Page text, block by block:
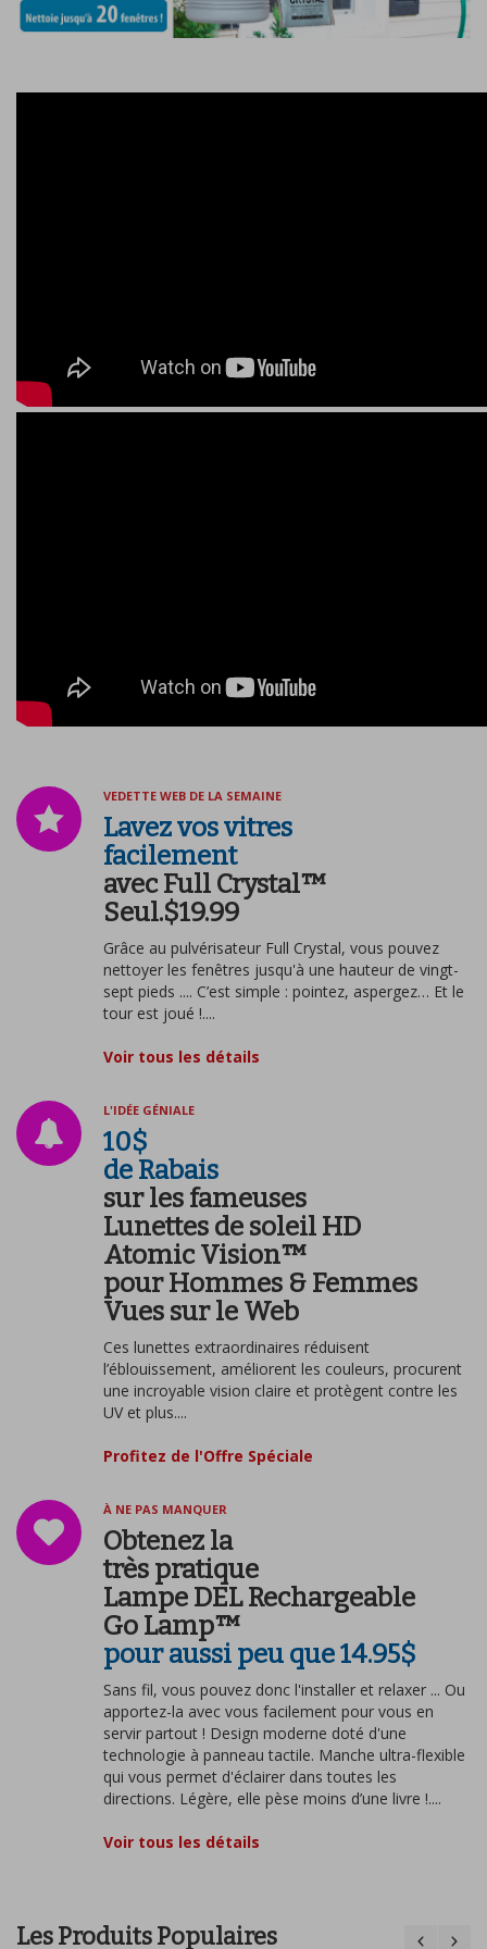
VEDETTE WEB DE LA SEMAINE
Lavez vos vitres
facilement
avec Full Crystal™
Seul.$19.99
Grâce au pulvérisateur Full Crystal, vous pouvez
nettoyer les fenêtres jusqu'à une hauteur de vingt-
sept pieds .... C’est simple : pointez, aspergez… Et le
tour est joué !....
Voir tous les détails
L'IDÉE GÉNIALE
10$
de Rabais
sur les fameuses
Lunettes de soleil HD
Atomic Vision™
pour Hommes & Femmes
Vues sur le Web
Ces lunettes extraordinaires réduisent
l’éblouissement, améliorent les couleurs, procurent
une incroyable vision claire et protègent contre les
UV et plus....
Profitez de l'Offre Spéciale
À NE PAS MANQUER
Obtenez la
très pratique
Lampe DEL Rechargeable
Go Lamp™
pour aussi peu que 14.95$
Sans fil, vous pouvez donc l'installer et relaxer ... Ou
apportez-la avec vous facilement pour vous en
servir partout ! Design moderne doté d'une
technologie à panneau tactile. Manche ultra-flexible
qui vous permet d'éclairer dans toutes les
directions. Légère, elle pèse moins d’une livre !....
Voir tous les détails
Les Produits Populaires